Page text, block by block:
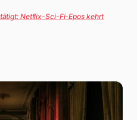
Netflix-Sci-Fi-Epos kehrt